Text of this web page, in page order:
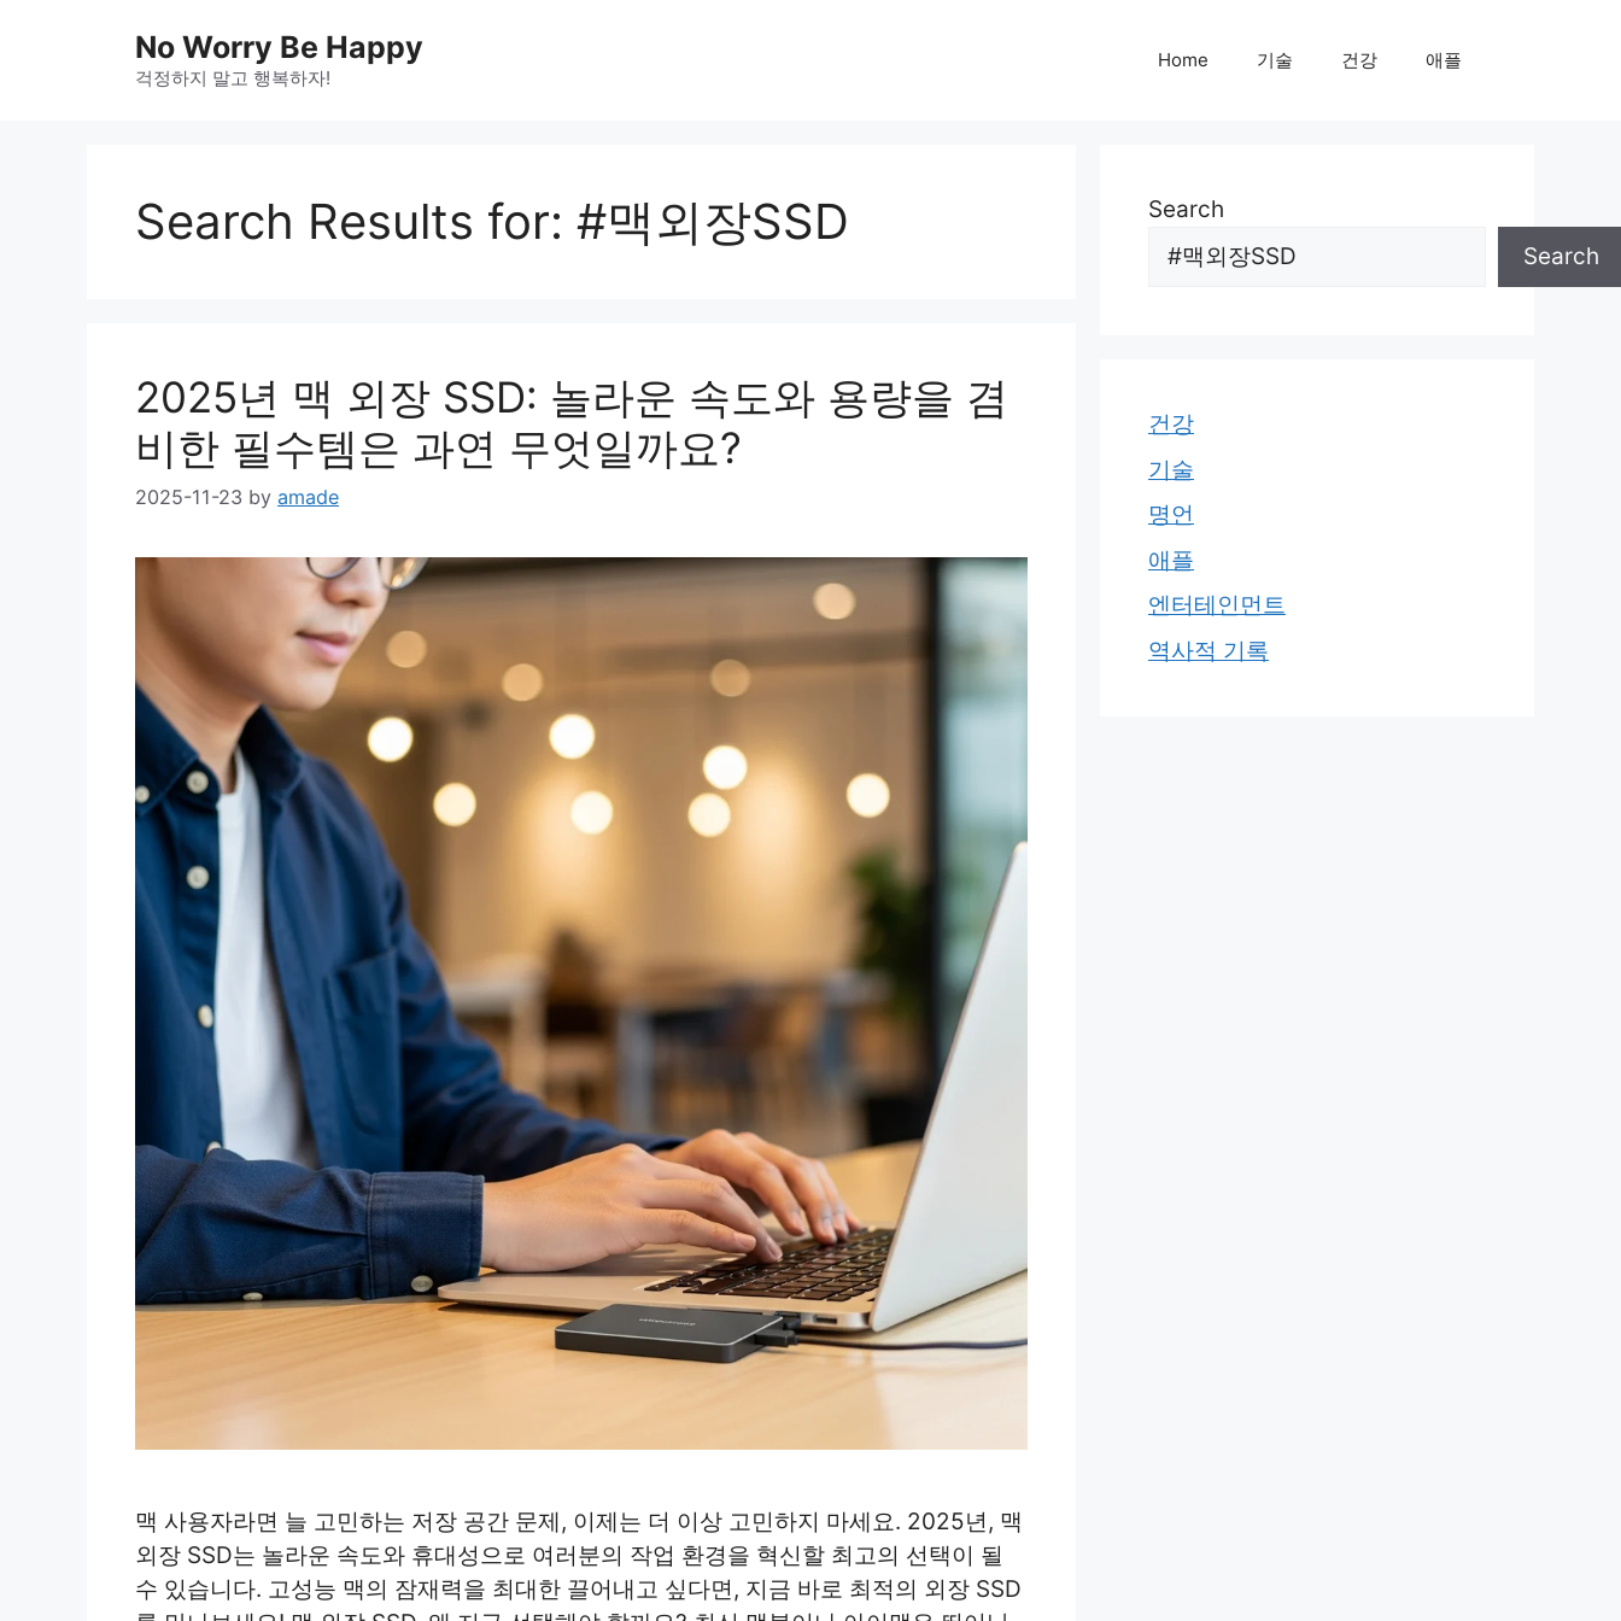
No Worry Be Happy
걱정하지 말고 행복하자!
Home 기술 건강 애플
Search Results for: #맥외장SSD
2025년 맥 외장 SSD: 놀라운 속도와 용량을 겸
비한 필수템은 과연 무엇일까요?
2025-11-23 by amade
맥 사용자라면 늘 고민하는 저장 공간 문제, 이제는 더 이상 고민하지 마세요. 2025년, 맥
외장 SSD는 놀라운 속도와 휴대성으로 여러분의 작업 환경을 혁신할 최고의 선택이 될
수 있습니다. 고성능 맥의 잠재력을 최대한 끌어내고 싶다면, 지금 바로 최적의 외장 SSD
Search
Search
건강
기술
명언
애플
엔터테인먼트
역사적 기록